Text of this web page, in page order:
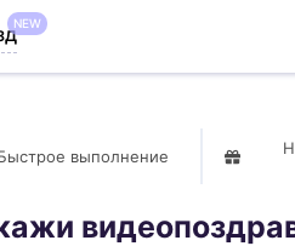
NEW
выполнение